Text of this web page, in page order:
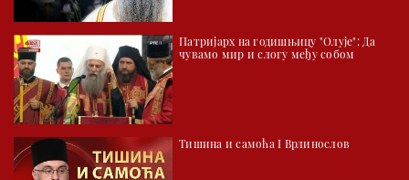
Патријарх на годишњицу "Олује": Да
чувамо мир и слогу међу собом
Тишина и самоћа I Врлинослов